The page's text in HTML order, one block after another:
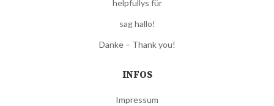
helpfullys für
sag hallo!
Danke – Thank you!
INFOS
Impressum